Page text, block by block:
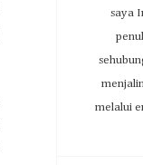
saya
melalui